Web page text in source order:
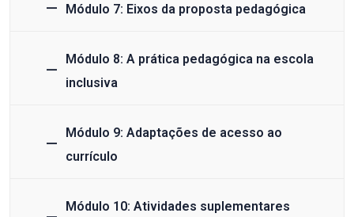
Módulo 7: Eixos da proposta pedagógica
Módulo 8: A prática pedagógica na escola
inclusiva
Módulo 9: Adaptações de acesso ao
currículo
Módulo 10: Atividades suplementares